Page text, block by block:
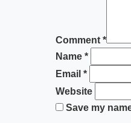
Comment *
Name *
Email *
Website
Save my